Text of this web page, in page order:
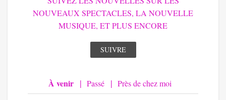
NOUVEAUX SPECTACLES, LA NOUVELLE
MUSIQUE, ET PLUS ENCORE
SUIVRE
À venir | Passé | Près de chez moi